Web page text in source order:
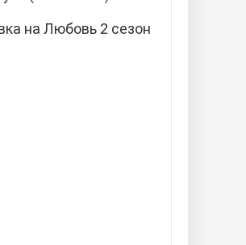
на Любовь 2 сезон